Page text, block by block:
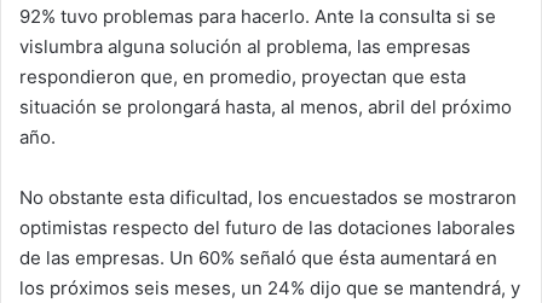
92% tuvo problemas para hacerlo. Ante la consulta si se
vislumbra alguna solución al problema, las empresas
respondieron que, en promedio, proyectan que esta
situación se prolongará hasta, al menos, abril del próximo
año.
No obstante esta dificultad, los encuestados se mostraron
optimistas respecto del futuro de las dotaciones laborales
de las empresas. Un 60% señaló que ésta aumentará en
los próximos seis meses, un 24% dijo que se mantendrá, y